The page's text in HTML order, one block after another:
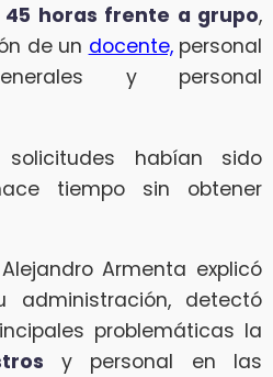
45 horas frente a grupo,
de un docente,personal
y personal
habían sido
tiempo sin obtener
Armenta explicó
detectó
problemáticas la
y personal en las